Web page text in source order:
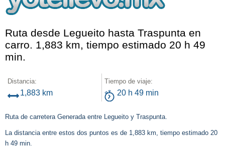
Ruta desde Legueito hasta Traspunta en
carro. 1,883 km, tiempo estimado 20 h 49
min.
Distancia:
1,883 km
Tiempo de viaje:
20 h 49 min
Ruta de carretera Generada entre Legueito y Traspunta.
La distancia entre estos dos puntos es de 1,883 km, tiempo estimado 20
h 49 min.